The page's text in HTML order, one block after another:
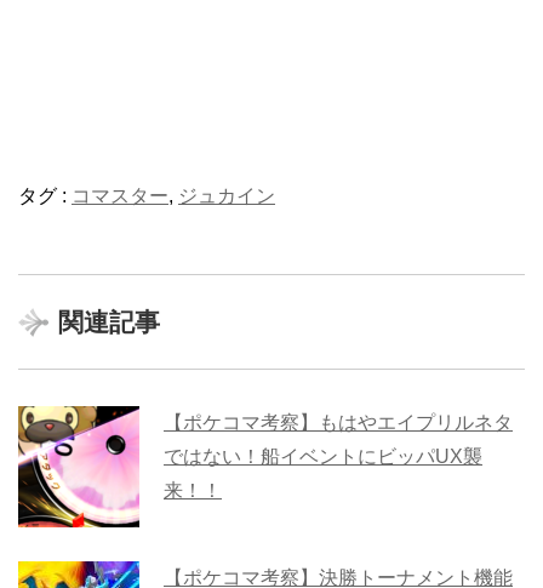
タグ : コマスター, ジュカイン
関連記事
【ポケコマ考察】もはやエイプリルネタ
ではない！船イベントにビッパUX襲
来！！
【ポケコマ考察】決勝トーナメント機能